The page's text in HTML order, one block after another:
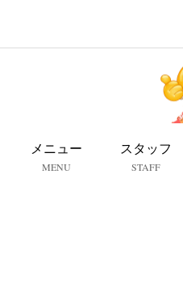
メニュー
MENU
スタッフ
STAFF